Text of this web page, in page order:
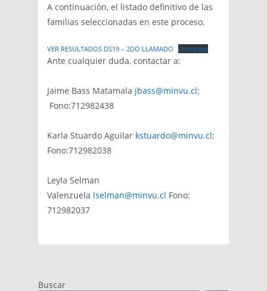
A continuación, el listado definitivo de las
familias seleccionadas en este proceso.
VER RESULTADOS DS19 – 2DO LLAMADO Descargar
Ante cualquier duda, contactar a:
Jaime Bass Matamala jbass@minvu.cl;
Fono:712982438
Karla Stuardo Aguilar kstuardo@minvu.cl;
Fono:712982038
Leyla Selman
Valenzuela lselman@minvu.cl Fono:
712982037
Buscar